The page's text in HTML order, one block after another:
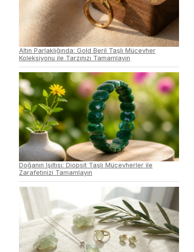
Altın Parlaklığında: Gold Beril Taşlı Mücevher
Koleksiyonu ile Tarzınızı Tamamlayın
Doğanın Işıltısı: Diopsit Taşlı Mücevherler ile
Zarafetinizi Tamamlayın